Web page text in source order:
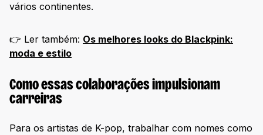
vários continentes.
👉 Ler também: Os melhores looks do Blackpink:
moda e estilo
Como essas colaborações impulsionam
carreiras
Para os artistas de K-pop, trabalhar com nomes como